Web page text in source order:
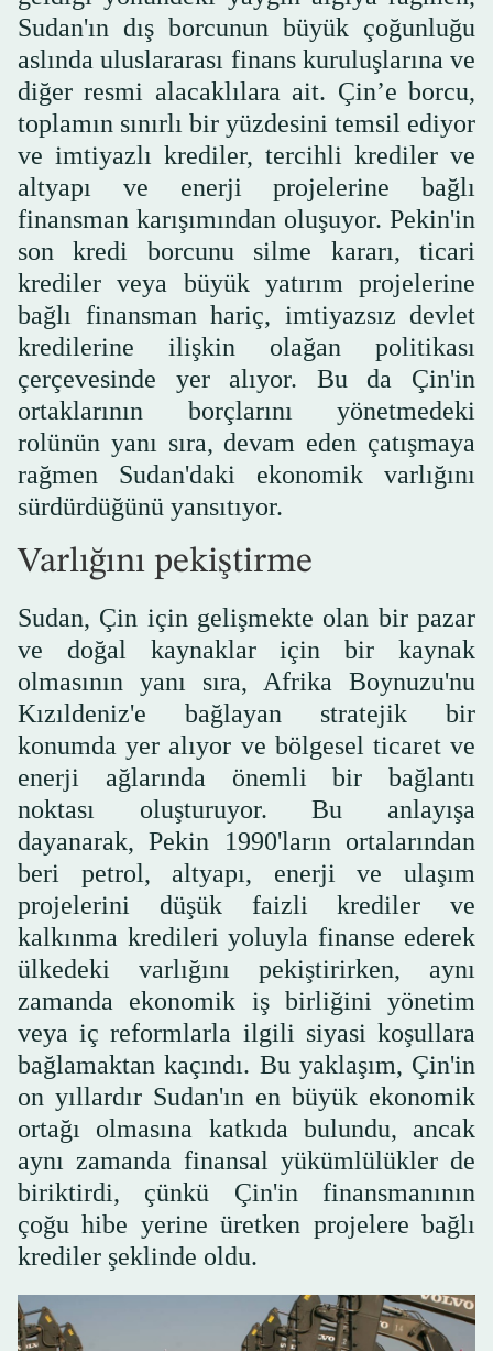
Sudan'ın dış borcunun büyük çoğunluğu
aslında uluslararası finans kuruluşlarına ve
diğer resmi alacaklılara ait. Çin’e borcu,
toplamın sınırlı bir yüzdesini temsil ediyor
ve imtiyazlı krediler, tercihli krediler ve
altyapı ve enerji projelerine bağlı
finansman karışımından oluşuyor. Pekin'in
son kredi borcunu silme kararı, ticari
krediler veya büyük yatırım projelerine
bağlı finansman hariç, imtiyazsız devlet
kredilerine ilişkin olağan politikası
çerçevesinde yer alıyor. Bu da Çin'in
ortaklarının borçlarını yönetmedeki
rolünün yanı sıra, devam eden çatışmaya
rağmen Sudan'daki ekonomik varlığını
sürdürdüğünü yansıtıyor.
Varlığını pekiştirme
Sudan, Çin için gelişmekte olan bir pazar
ve doğal kaynaklar için bir kaynak
olmasının yanı sıra, Afrika Boynuzu'nu
Kızıldeniz'e bağlayan stratejik bir
konumda yer alıyor ve bölgesel ticaret ve
enerji ağlarında önemli bir bağlantı
noktası oluşturuyor. Bu anlayışa
dayanarak, Pekin 1990'ların ortalarından
beri petrol, altyapı, enerji ve ulaşım
projelerini düşük faizli krediler ve
kalkınma kredileri yoluyla finanse ederek
ülkedeki varlığını pekiştirirken, aynı
zamanda ekonomik iş birliğini yönetim
veya iç reformlarla ilgili siyasi koşullara
bağlamaktan kaçındı. Bu yaklaşım, Çin'in
on yıllardır Sudan'ın en büyük ekonomik
ortağı olmasına katkıda bulundu, ancak
aynı zamanda finansal yükümlülükler de
biriktirdi, çünkü Çin'in finansmanının
çoğu hibe yerine üretken projelere bağlı
krediler şeklinde oldu.